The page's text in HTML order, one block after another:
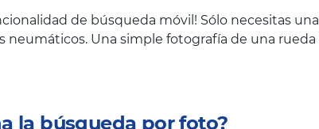
de búsqueda móvil! Sólo necesitas
neumáticos. Una simple fotografía de una
la búsqueda por foto?